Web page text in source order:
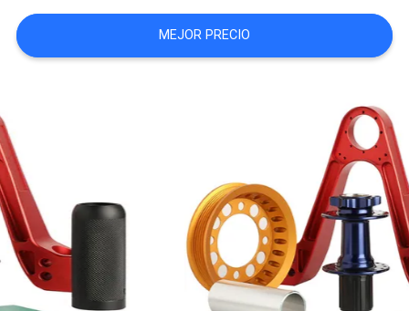
MAPA
DEL
POLÍTICA
DE
PRIVACIDAD
MEJOR PRECIO